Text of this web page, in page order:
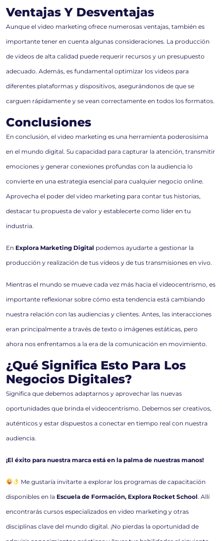
Ventajas Y Desventajas
Aunque el video marketing ofrece numerosas ventajas, también es
importante tener en cuenta algunas consideraciones. La producción
de videos de alta calidad puede requerir recursos y un presupuesto
adecuado. Además, es fundamental optimizar los videos para
diferentes plataformas y dispositivos, asegurándonos de que se
carguen rápidamente y se vean correctamente en todos los formatos.
Conclusiones
En conclusión, el video marketing es una herramienta poderosísima
en el mundo digital. Su capacidad para capturar la atención, transmitir
emociones y generar conexiones profundas con la audiencia lo
convierte en una estrategia esencial para cualquier negocio online.
Aprovecha el poder del video marketing para contar tus historias,
destacar tu propuesta de valor y establecerte como líder en tu
industria.
En Explora Marketing Digital podemos ayudarte a gestionar la
producción y realización de tus vídeos y de tus transmisiones en vivo.
Mientras el mundo se mueve cada vez más hacia el videocentrismo, es
importante reflexionar sobre cómo esta tendencia está cambiando
nuestra relación con las audiencias y clientes. Antes, las interacciones
eran principalmente a través de texto o imágenes estáticas, pero
ahora nos enfrentamos a la era de la comunicación en movimiento.
¿Qué Significa Esto Para Los
Negocios Digitales?
Significa que debemos adaptarnos y aprovechar las nuevas
oportunidades que brinda el videocentrismo. Debemos ser creativos,
auténticos y estar dispuestos a conectar en tiempo real con nuestra
audiencia.
¡El éxito para nuestra marca está en la palma de nuestras manos!
Me gustaría invitarte a explorar los programas de capacitación
disponibles en la Escuela de Formación, Explora Rocket School. Allí
encontrarás cursos especializados en video marketing y otras
disciplinas clave del mundo digital. ¡No pierdas la oportunidad de